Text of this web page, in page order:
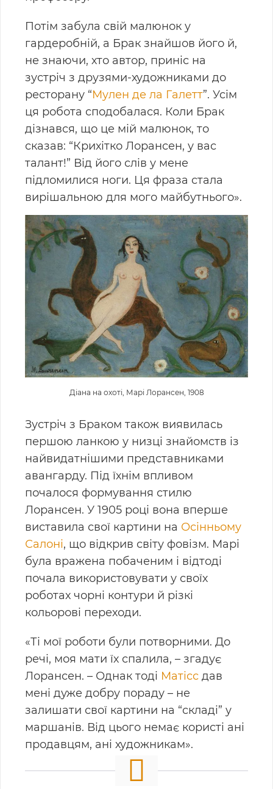
Потім забула свій малюнок у
гардеробній, а Брак знайшов його й,
не знаючи, хто автор, приніс на
зустріч з друзями-художниками до
ресторану “Мулен де ла Галетт”. Усім
ця робота сподобалася. Коли Брак
дізнався, що це мій малюнок, то
сказав: “Крихітко Лорансен, у вас
талант!” Від його слів у мене
підломилися ноги. Ця фраза стала
вирішальною для мого майбутнього».
Діана на охоті, Марі Лорансен, 1908
Зустріч з Браком також виявилась
першою ланкою у низці знайомств із
найвидатнішими представниками
авангарду. Під їхнім впливом
почалося формування стилю
Лорансен. У 1905 році вона вперше
виставила свої картини на Осінньому
Салоні, що відкрив світу фовізм. Марі
була вражена побаченим і відтоді
почала використовувати у своїх
роботах чорні контури й різкі
кольорові переходи.
«Ті мої роботи були потворними. До
речі, моя мати їх спалила, – згадує
Лорансен. – Однак тоді Матісс дав
мені дуже добру пораду – не
залишати свої картини на “складі” у
маршанів. Від цього немає користі ані
продавцям, ані художникам».